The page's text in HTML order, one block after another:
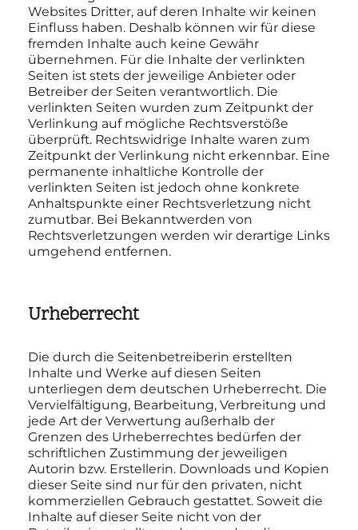
Websites Dritter, auf deren Inhalte wir keinen
Einfluss haben. Deshalb können wir für diese
fremden Inhalte auch keine Gewähr
übernehmen. Für die Inhalte der verlinkten
Seiten ist stets der jeweilige Anbieter oder
Betreiber der Seiten verantwortlich. Die
verlinkten Seiten wurden zum Zeitpunkt der
Verlinkung auf mögliche Rechtsverstöße
überprüft. Rechtswidrige Inhalte waren zum
Zeitpunkt der Verlinkung nicht erkennbar. Eine
permanente inhaltliche Kontrolle der
verlinkten Seiten ist jedoch ohne konkrete
Anhaltspunkte einer Rechtsverletzung nicht
zumutbar. Bei Bekanntwerden von
Rechtsverletzungen werden wir derartige Links
umgehend entfernen.
Urheberrecht
Die durch die Seitenbetreiberin erstellten
Inhalte und Werke auf diesen Seiten
unterliegen dem deutschen Urheberrecht. Die
Vervielfältigung, Bearbeitung, Verbreitung und
jede Art der Verwertung außerhalb der
Grenzen des Urheberrechtes bedürfen der
schriftlichen Zustimmung der jeweiligen
Autorin bzw. Erstellerin. Downloads und Kopien
dieser Seite sind nur für den privaten, nicht
kommerziellen Gebrauch gestattet. Soweit die
Inhalte auf dieser Seite nicht von der